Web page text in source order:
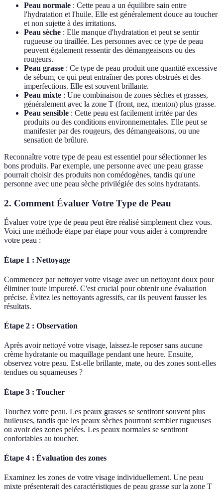
Peau normale : Cette peau a un équilibre sain entre
l'hydratation et l'huile. Elle est généralement douce au toucher
et non sujette à des irritations.
Peau sèche : Elle manque d'hydratation et peut se sentir
rugueuse ou tiraillée. Les personnes avec ce type de peau
peuvent également ressentir des démangeaisons ou des
rougeurs.
Peau grasse : Ce type de peau produit une quantité excessive
de sébum, ce qui peut entraîner des pores obstrués et des
imperfections. Elle est souvent brillante.
Peau mixte : Une combinaison de zones sèches et grasses,
généralement avec la zone T (front, nez, menton) plus grasse.
Peau sensible : Cette peau est facilement irritée par des
produits ou des conditions environnementales. Elle peut se
manifester par des rougeurs, des démangeaisons, ou une
sensation de brûlure.
Reconnaître votre type de peau est essentiel pour sélectionner les
bons produits. Par exemple, une personne avec une peau grasse
pourrait choisir des produits non comédogènes, tandis qu'une
personne avec une peau sèche privilégiée des soins hydratants.
2. Comment Évaluer Votre Type de Peau
Évaluer votre type de peau peut être réalisé simplement chez vous.
Voici une méthode étape par étape pour vous aider à comprendre
votre peau :
Étape 1 : Nettoyage
Commencez par nettoyer votre visage avec un nettoyant doux pour
éliminer toute impureté. C'est crucial pour obtenir une évaluation
précise. Évitez les nettoyants agressifs, car ils peuvent fausser les
résultats.
Étape 2 : Observation
Après avoir nettoyé votre visage, laissez-le reposer sans aucune
crème hydratante ou maquillage pendant une heure. Ensuite,
observez votre peau. Est-elle brillante, mate, ou des zones sont-elles
tendues ou squameuses ?
Étape 3 : Toucher
Touchez votre peau. Les peaux grasses se sentiront souvent plus
huileuses, tandis que les peaux sèches pourront sembler rugueuses
ou avoir des zones pelées. Les peaux normales se sentiront
confortables au toucher.
Étape 4 : Évaluation des zones
Examinez les zones de votre visage individuellement. Une peau
mixte présenterait des caractéristiques de peau grasse sur la zone T